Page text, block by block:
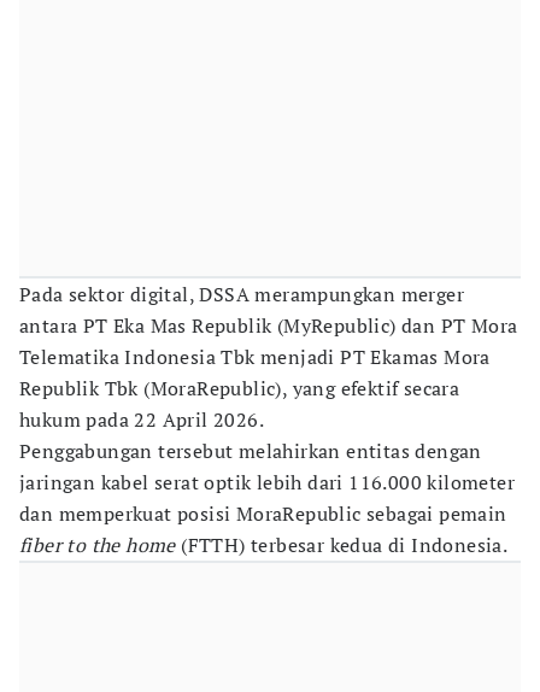
Pada sektor digital, DSSA merampungkan merger
antara PT Eka Mas Republik (MyRepublic) dan PT Mora
Telematika Indonesia Tbk menjadi PT Ekamas Mora
Republik Tbk (MoraRepublic), yang efektif secara
hukum pada 22 April 2026.
Penggabungan tersebut melahirkan entitas dengan
jaringan kabel serat optik lebih dari 116.000 kilometer
dan memperkuat posisi MoraRepublic sebagai pemain
fiber to the home(FTTH) terbesar kedua di Indonesia.